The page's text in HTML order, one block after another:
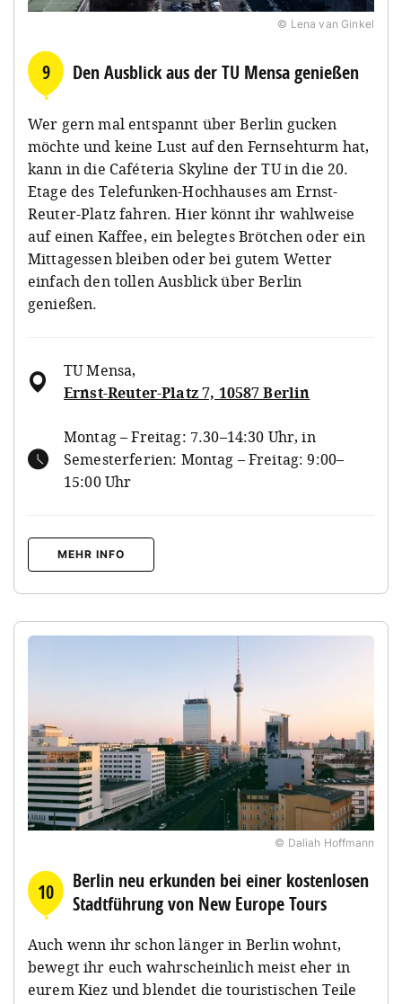
© Lena van Ginkel
9 Den Ausblick aus der TU Mensa genießen
Wer gern mal entspannt über Berlin gucken
möchte und keine Lust auf den Fernsehturm hat,
kann in die Caféteria Skyline der TU in die 20.
Etage des Telefunken-Hochhauses am Ernst-
Reuter-Platz fahren. Hier könnt ihr wahlweise
auf einen Kaffee, ein belegtes Brötchen oder ein
Mittagessen bleiben oder bei gutem Wetter
einfach den tollen Ausblick über Berlin
genießen.
TU Mensa,
Ernst-Reuter-Platz 7, 10587 Berlin
Montag – Freitag: 7.30–14:30 Uhr, in
Semesterferien: Montag – Freitag: 9:00–
15:00 Uhr
MEHR INFO
© Daliah Hoffmann
10
Berlin neu erkunden bei einer kostenlosen
Stadtführung von New Europe Tours
Auch wenn ihr schon länger in Berlin wohnt,
bewegt ihr euch wahrscheinlich meist eher in
eurem Kiez und blendet die touristischen Teile